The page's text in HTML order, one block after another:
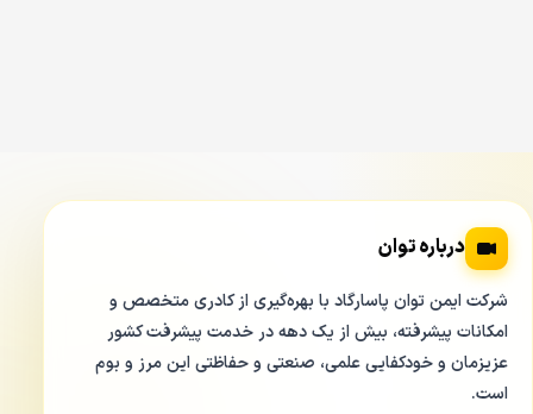
استاندارد های لازم را داشته باشند هم می توان در محیط داخلی
و هم در محیط خارجی استفاده کرد. دوربین داهوا
SPجز خانواده دوربین های بالت می باشد و دارای کیس متوسط
و با طراحی بسیار ظریفی می باشد.
وزن و جنس بدنه و ابعاد فیزیکی در دوربین مداربسته
درباره توان
شرکت ایمن توان پاسارگاد با بهره‌گیری از کادری متخصص و
امکانات پیشرفته، بیش از یک دهه در خدمت پیشرفت کشور
عزیزمان و خودکفایی علمی، صنعتی و حفاظتی این مرز و بوم
است.